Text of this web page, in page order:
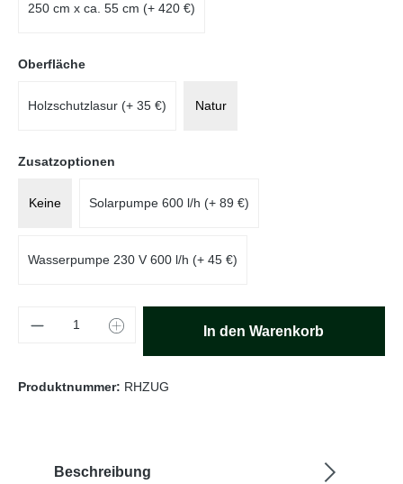
250 cm x ca. 55 cm (+ 420 €)
Oberflächeauswählen
Holzschutzlasur (+ 35 €) Natur
Zusatzoptionen
Keine Solarpumpe 600 l/h (+ 89 €)
Wasserpumpe 230 V 600 l/h (+ 45 €)
Produkt Anzahl: Gib den gewünschten
In den Warenkorb
Produktnummer: RHZUG
Beschreibung